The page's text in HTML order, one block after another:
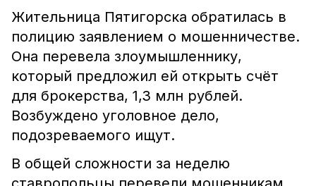
Жительница Пятигорска обратилась в
полицию заявлением о мошенничестве.
Она перевела злоумышленнику,
который предложил ей открыть счёт
для брокерства, 1,3 млн рублей.
Возбуждено уголовное дело,
подозреваемого ищут.
В общей сложности за неделю